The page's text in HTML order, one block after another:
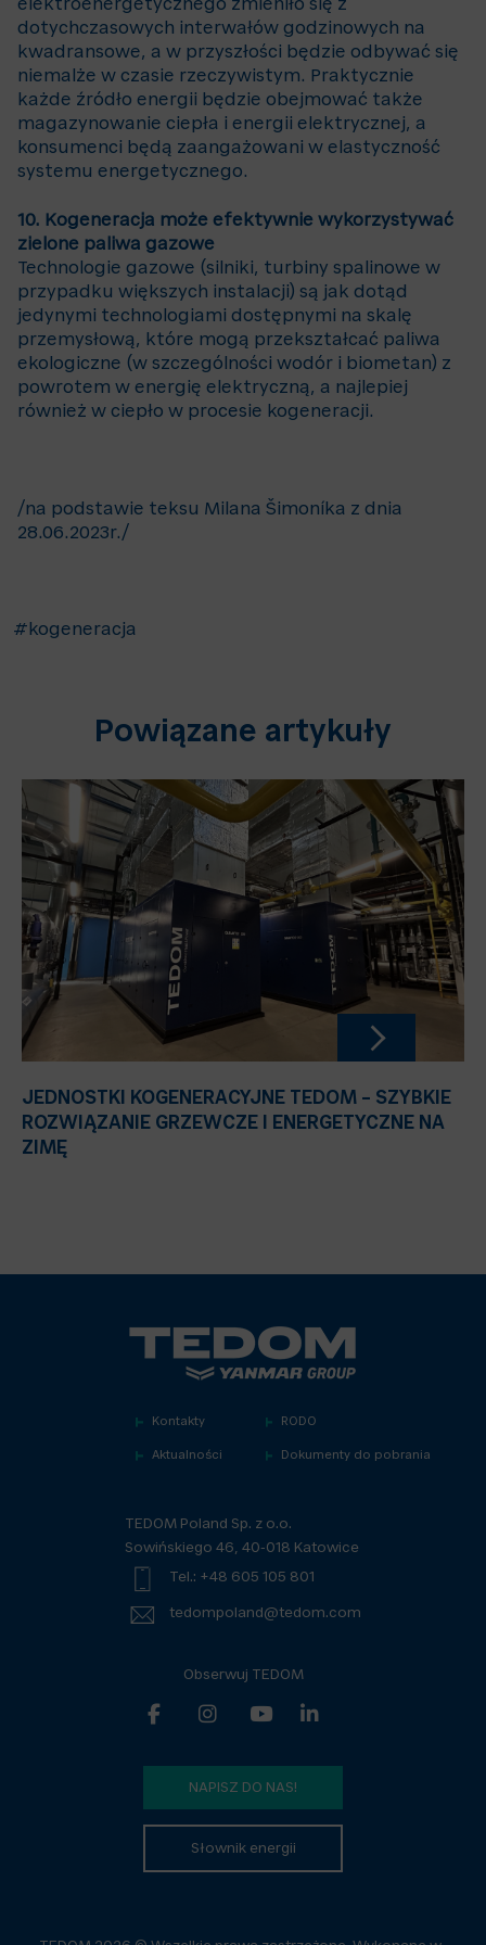
elektroenergetycznego zmieniło się z
dotychczasowych interwałów godzinowych na
kwadransowe, a w przyszłości będzie odbywać się
niemalże w czasie rzeczywistym. Praktycznie
każde źródło energii będzie obejmować także
magazynowanie ciepła i energii elektrycznej, a
konsumenci będą zaangażowani w elastyczność
systemu energetycznego.
10. Kogeneracja może efektywnie wykorzystywać
zielone paliwa gazowe
Technologie gazowe (silniki, turbiny spalinowe w
przypadku większych instalacji) są jak dotąd
jedynymi technologiami dostępnymi na skalę
przemysłową, które mogą przekształcać paliwa
ekologiczne (w szczególności wodór i biometan) z
powrotem w energię elektryczną, a najlepiej
również w ciepło w procesie kogeneracji.
/na podstawie teksu Milana Šimoníka z dnia
28.06.2023r./
#kogeneracja
Powiązane artykuły
JEDNOSTKI KOGENERACYJNE TEDOM – SZYBKIE
ROZWIĄZANIE GRZEWCZE I ENERGETYCZNE NA
ZIMĘ
Kontakty RODO
Aktualności Dokumenty do pobrania
TEDOM Poland Sp. z o.o.
Sowińskiego 46, 40-018 Katowice
Tel.: +48 605 105 801
tedompoland@tedom.com
Obserwuj TEDOM
NAPISZ DO NAS!
Słownik energii